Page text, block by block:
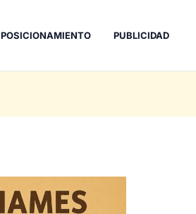
POSICIONAMIENTO PUBLICIDAD